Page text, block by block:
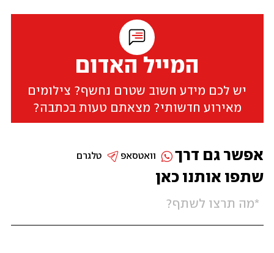
המייל האדום
יש לכם מידע חשוב שטרם נחשף? צילומים
מאירוע חדשותי? מצאתם טעות בכתבה?
שתפו אותנו כאן
אפשר גם דרך טלגרם וואטסאפ